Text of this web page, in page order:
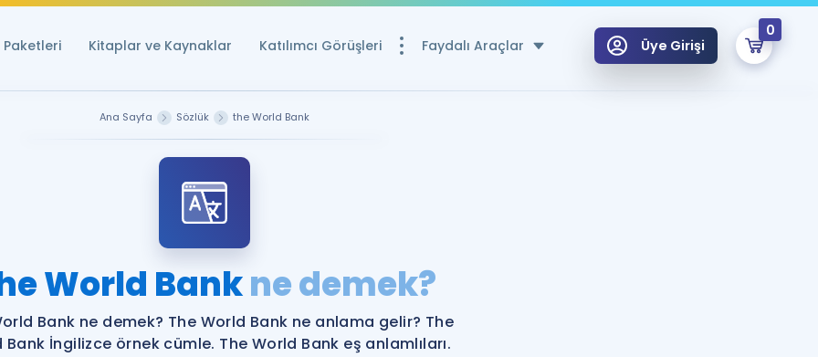
Paketleri Kitaplar ve Kaynaklar Katılımcı Görüşleri Faydalı Araçlar
Ücretsiz Kaynaklar
YDS ve YÖKDİL için Ücretsiz Kaynaklar
YDS ve YÖKDİL Puan Hesaplama Aracı
YDS ve YÖKDİL'e Hazırlananlar için Öneriler
Üye Girişi
0
Remzi Hoca ile seni sınava hazırlayacak onlarca eğitim seni bekliyor!
Ana Sayfa Sözlük the World Bank
World Bankne demek?
Bank ne demek? The World Bank ne anlama gelir? The
Bank İngilizce örnek cümle. The World Bank eş anlamlıları.